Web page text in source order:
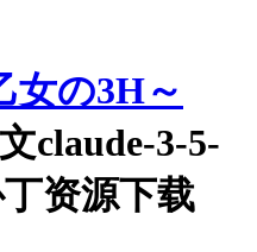
女の3H～
claude-3-5-
资源下载